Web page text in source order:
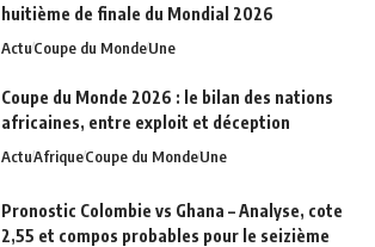
huitième de finale du Mondial 2026
ActuCoupe du MondeUne
Coupe du Monde 2026 : le bilan des nations
africaines, entre exploit et déception
ActuAfriqueCoupe du MondeUne
Pronostic Colombie vs Ghana – Analyse, cote
2,55 et compos probables pour le seizième